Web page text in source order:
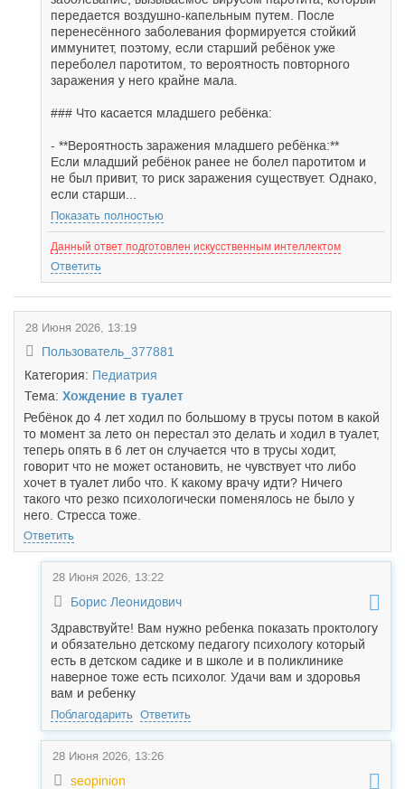
передается воздушно-капельным путем. После
перенесённого заболевания формируется стойкий
иммунитет, поэтому, если старший ребёнок уже
переболел паротитом, то вероятность повторного
заражения у него крайне мала.
### Что касается младшего ребёнка:
- **Вероятность заражения младшего ребёнка:**
Если младший ребёнок ранее не болел паротитом и
не был привит, то риск заражения существует. Однако,
если старши...
Показать полностью
Данный ответ подготовлен искусственным интеллектом
Ответить
28 Июня 2026, 13:19
Пользователь_377881
Категория: Педиатрия
Тема: Хождение в туалет
Ребёнок до 4 лет ходил по большому в трусы потом в какой
то момент за лето он перестал это делать и ходил в туалет,
теперь опять в 6 лет он случается что в трусы ходит,
говорит что не может остановить, не чувствует что либо
хочет в туалет либо что. К какому врачу идти? Ничего
такого что резко психологически поменялось не было у
него. Стресса тоже.
Ответить
28 Июня 2026, 13:22
Борис Леонидович
Здравствуйте! Вам нужно ребенка показать проктологу
и обязательно детскому педагогу психологу который
есть в детском садике и в школе и в поликлинике
наверное тоже есть психолог. Удачи вам и здоровья
вам и ребенку
Поблагодарить Ответить
28 Июня 2026, 13:26
seopinion